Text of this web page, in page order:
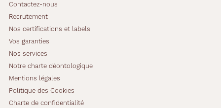
Contactez-nous
Recrutement
Nos certifications et labels
Vos garanties
Nos services
Notre charte déontologique
Mentions légales
Politique des Cookies
Charte de confidentialité